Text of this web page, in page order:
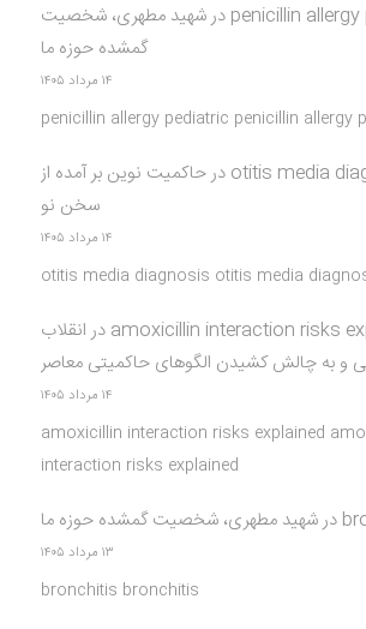
penicillin درشهید مطهری، شخصیت
گمشده حوزه ما
۱۴ مرداد ۱۴۰۵
penicillin allergy pediatric penicillin allergy
otitis media درحاکمیت نوین بر آمده از
سخن نو
۱۴ مرداد ۱۴۰۵
otitis media diagnosis otitis media
amoxicillin interaction risks درانقلاب
و به چالش کشیدن الگوهای حاکمیتی معاصر
۱۴ مرداد ۱۴۰۵
amoxicillin interaction risks explained
interaction risks explained
درشهید مطهری، شخصیت گمشده حوزه ما
۱۳ مرداد ۱۴۰۵
bronchitis bronchitis